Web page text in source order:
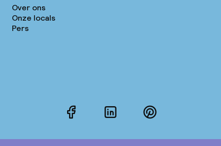
Over ons
Onze locals
Pers
FacebookLinkedInPinterest